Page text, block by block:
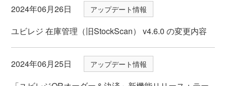
2024年06月26日 アップデート情報
ユビレジ 在庫管理（旧StockScan） v4.6.0 の変更内容
2024年06月25日 アップデート情報